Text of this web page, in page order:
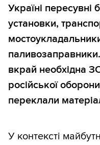
Україні пересувні
установки,
вкрай необхідна
російської
переклали
У контексті